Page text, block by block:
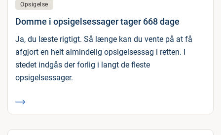
Opsigelse
Domme i opsigelsessager tager 668 dage
Ja, du læste rigtigt. Så længe kan du vente på at få
afgjort en helt almindelig opsigelsessag i retten. I
stedet indgås der forlig i langt de fleste
opsigelsessager.